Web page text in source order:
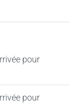
pour
pour